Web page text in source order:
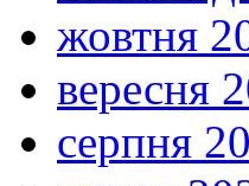
жовтня
вересня
серпня